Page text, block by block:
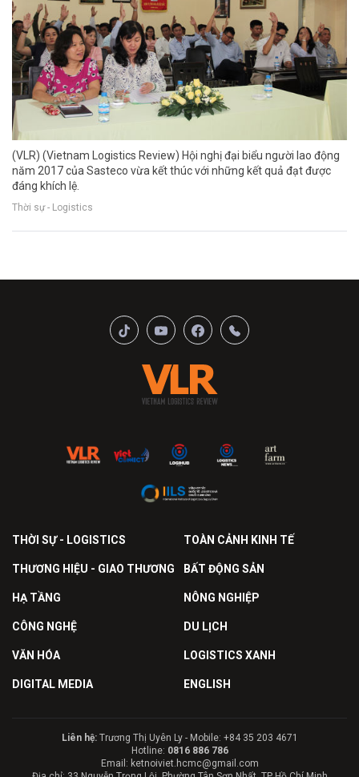
(VLR) (Vietnam Logistics Review) Hội nghị đại biểu người lao động
năm 2017 của Sasteco vừa kết thúc với những kết quả đạt được
đáng khích lệ.
Thời sự - Logistics
THỜI SỰ - LOGISTICS TOÀN CẢNH KINH TẾ
THƯƠNG HIỆU - GIAO THƯƠNG BẤT ĐỘNG SẢN
HẠ TẦNG NÔNG NGHIỆP
CÔNG NGHỆ DU LỊCH
VĂN HÓA LOGISTICS XANH
DIGITAL MEDIA ENGLISH
Liên hệ:Trương Thị Uyên Ly - Mobile: +84 35 203 4671
Hotline: 0816 886 786
Email: ketnoiviet.hcmc@gmail.com